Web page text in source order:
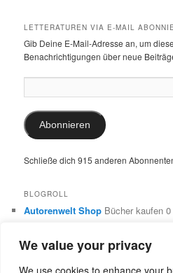
We value your privacy
We use cookies to enhance your
LETTERATUREN VIA E-MAIL
Gib Deine E-Mail-Adresse an, um
Benachrichtigungen über neue
Mail-
Adresse:
Abonnieren
Schließe dich 915 anderen
BLOGROLL
Autorenwelt Shop Bücher kaufen 0
0
Dr. Ulrike Schimming
und Englischen 0